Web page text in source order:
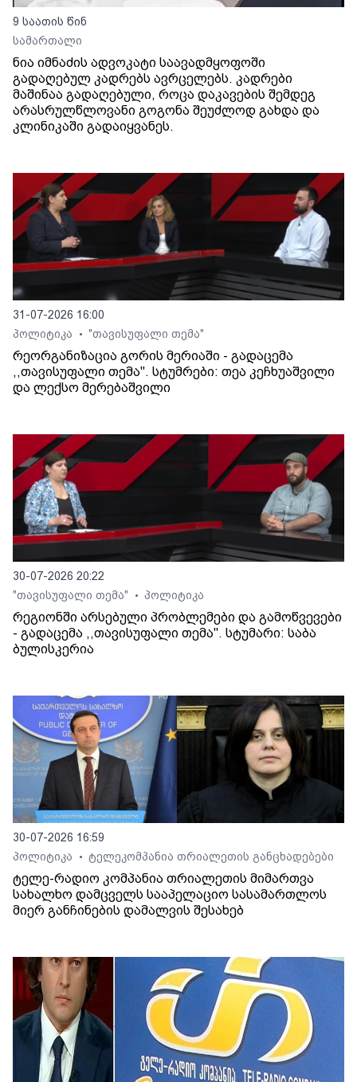
9 საათის წინ
სამართალი
ნია იმნაძის ადვოკატი საავადმყოფოში
გადაღებულ კადრებს ავრცელებს. კადრები
მაშინაა გადაღებული, როცა დაკავების შემდეგ
არასრულწლოვანი გოგონა შეუძლოდ გახდა და
კლინიკაში გადაიყვანეს.
31-07-2026 16:00
პოლიტიკა
• "თავისუფალი თემა"
რეორგანიზაცია გორის მერიაში - გადაცემა
,,თავისუფალი თემა". სტუმრები: თეა კეჩხუაშვილი
და ლექსო მერებაშვილი
30-07-2026 20:22
"თავისუფალი თემა"
• პოლიტიკა
რეგიონში არსებული პრობლემები და გამოწვევები
- გადაცემა ,,თავისუფალი თემა". სტუმარი: საბა
ბულისკერია
30-07-2026 16:59
პოლიტიკა
• ტელეკომპანია თრიალეთის განცხადებები
ტელე-რადიო კომპანია თრიალეთის მიმართვა
სახალხო დამცველს სააპელაციო სასამართლოს
მიერ განჩინების დამალვის შესახებ